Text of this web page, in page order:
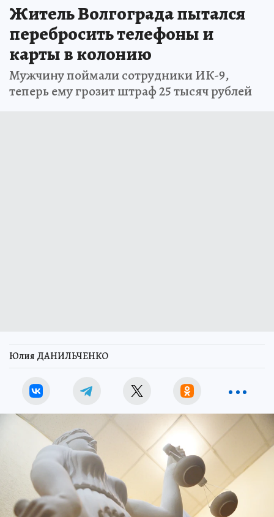
Житель Волгограда пытался
перебросить телефоны и
карты в колонию
Мужчину поймали сотрудники ИК-9,
теперь ему грозит штраф 25 тысяч рублей
Юлия ДАНИЛЬЧЕНКО